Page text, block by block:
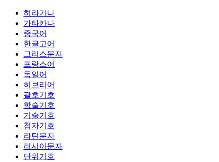
히라가나
가타카나
중국어
한글고어
그리스문자
프랑스어
독일어
히브리어
괄호기호
학술기호
기술기호
첨자기호
라틴문자
러시아문자
단위기호